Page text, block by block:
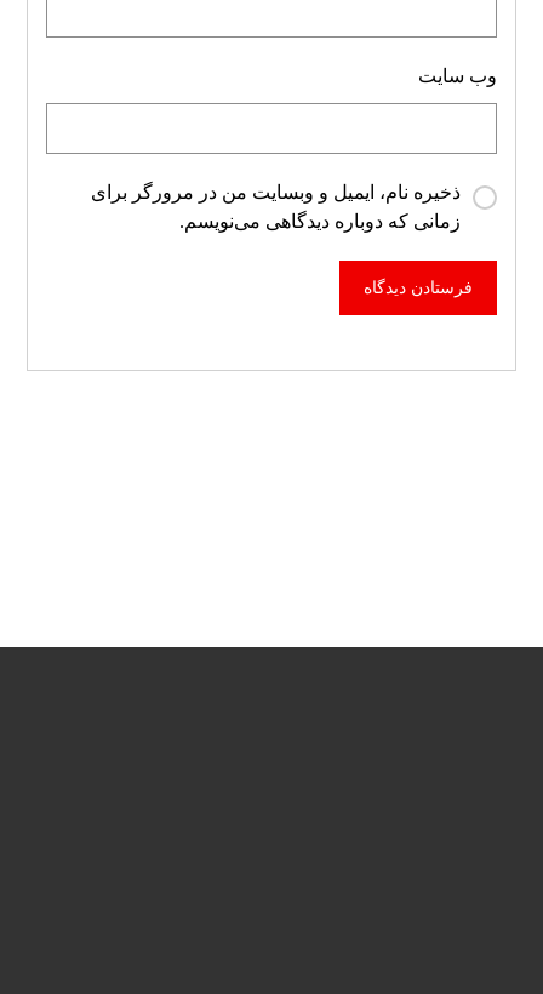
وب‌ سایت
ذخیره نام، ایمیل و وبسایت من در مرورگر برای
زمانی که دوباره دیدگاهی می‌نویسم.